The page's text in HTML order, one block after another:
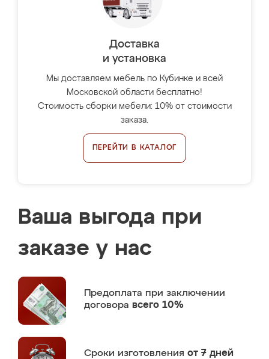
Доставка
и установка
Мы доставляем мебель по Кубинке и всей
Московской области бесплатно!
Стоимость сборки мебели: 10% от стоимости
заказа.
ПЕРЕЙТИ В КАТАЛОГ
Ваша выгода при
заказе у нас
Предоплата при заключении
договора всего 10%
Сроки изготовления от 7 дней